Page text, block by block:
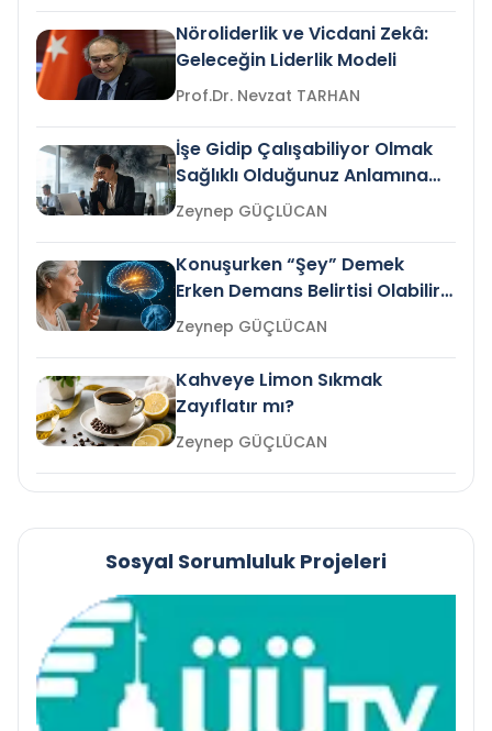
Nöroliderlik ve Vicdani Zekâ:
Geleceğin Liderlik Modeli
Prof.Dr. Nevzat TARHAN
İşe Gidip Çalışabiliyor Olmak
Sağlıklı Olduğunuz Anlamına
Gelir mi?Zeynep GÜÇLÜCAN
Konuşurken “Şey” Demek
Erken Demans Belirtisi Olabilir
mi?
Zeynep GÜÇLÜCAN
Kahveye Limon Sıkmak
Zayıflatır mı?
Zeynep GÜÇLÜCAN
Sosyal Sorumluluk Projeleri